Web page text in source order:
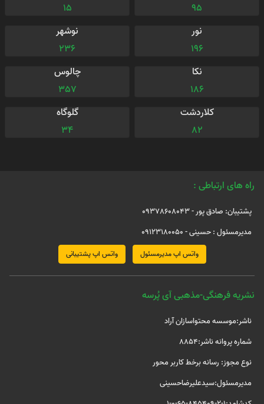
95
15
نور
196
نوشهر
236
نکا
186
چالوس
357
کلاردشت
82
گلوگاه
34
راه های ارتباطی :
پشتیبان: صادق پور - 09378608043
مدیرمسئول : حسینی - 09123180050
واتس اپ مدیرمسئول واتس اپ پشتیبانی
نشریه فرهنگی-مذهبی آی پُرسه
ناشر:موسسه محتواسازان آراد
شماره پروانه ناشر:8854
نوع مجوز: رسانه برخط کاربر محور
مدیرمسئول:سیدعلیرضاحسینی